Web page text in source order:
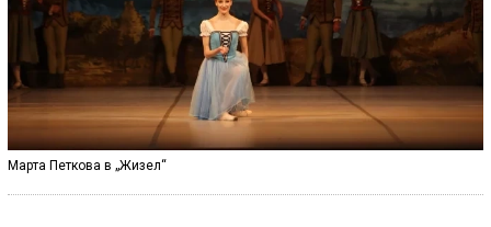
Марта Петкова в „Жизел“